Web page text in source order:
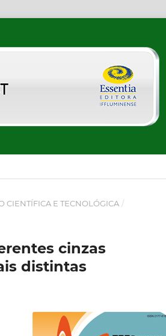
CIENTÍFICA E TECNOLÓGICA /
cinzas
distintas